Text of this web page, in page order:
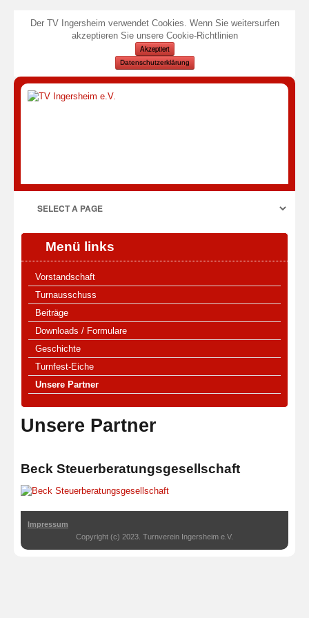
Der TV Ingersheim verwendet Cookies. Wenn Sie weitersurfen
akzeptieren Sie unsere Cookie-Richtlinien
Akzeptiert
Datenschutzerklärung
Menü links
Vorstandschaft
Turnausschuss
Beiträge
Downloads / Formulare
Geschichte
Turnfest-Eiche
Unsere Partner
Unsere Partner
Beck Steuerberatungsgesellschaft
Impressum
Copyright (c) 2023. Turnverein Ingersheim e.V.